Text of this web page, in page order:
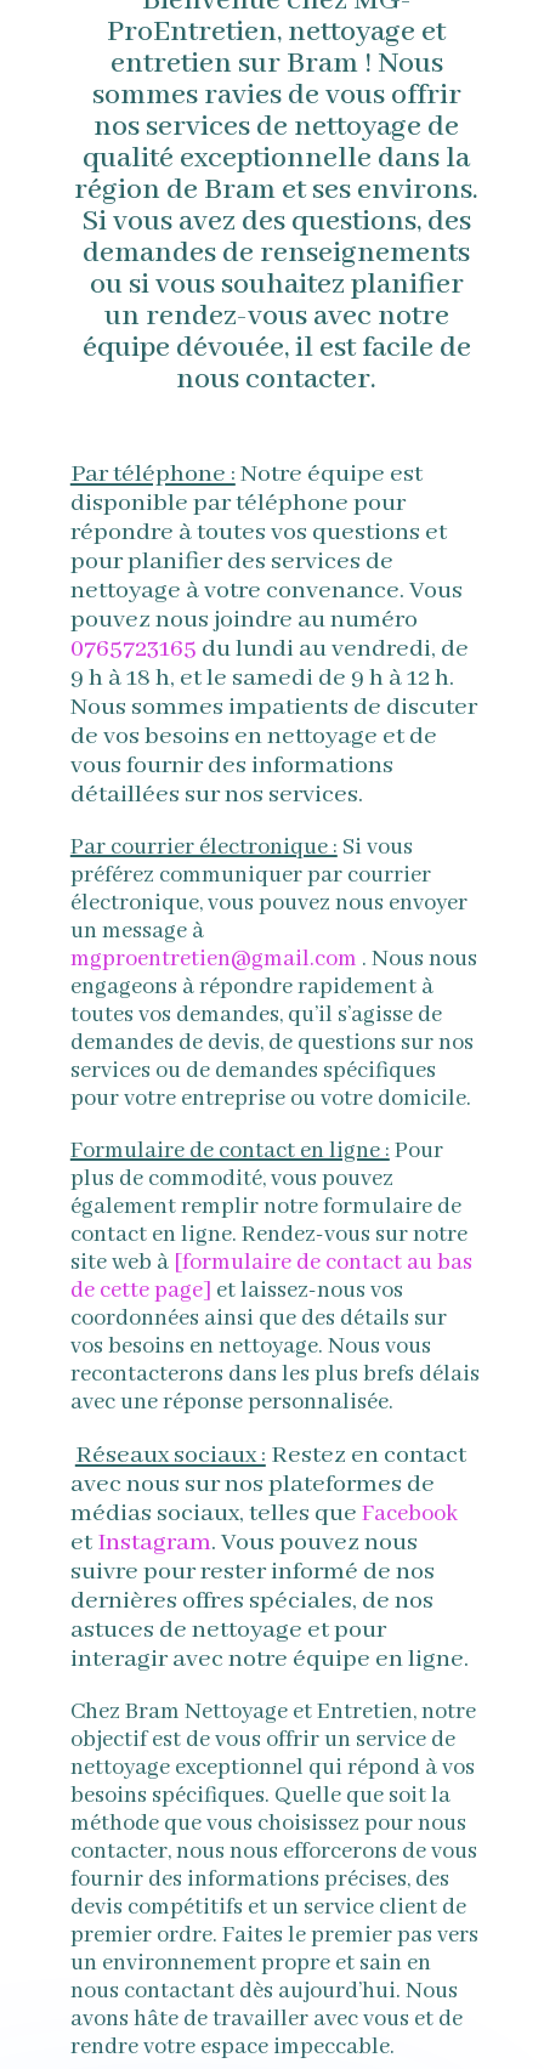
ProEntretien, nettoyage et
entretien sur Bram ! Nous
sommes ravies de vous offrir
nos services de nettoyage de
qualité exceptionnelle dans la
région de Bram et ses environs.
Si vous avez des questions, des
demandes de renseignements
ou si vous souhaitez planifier
un rendez-vous avec notre
équipe dévouée, il est facile de
nous contacter.
Par téléphone : Notre équipe est
disponible par téléphone pour
répondre à toutes vos questions et
pour planifier des services de
nettoyage à votre convenance. Vous
pouvez nous joindre au numéro
0765723165 du lundi au vendredi, de
9 h à 18 h, et le samedi de 9 h à 12 h.
Nous sommes impatients de discuter
de vos besoins en nettoyage et de
vous fournir des informations
détaillées sur nos services.
Par courrier électronique : Si vous
préférez communiquer par courrier
électronique, vous pouvez nous envoyer
un message à
mgproentretien@gmail.com . Nous nous
engageons à répondre rapidement à
toutes vos demandes, qu’il s’agisse de
demandes de devis, de questions sur nos
services ou de demandes spécifiques
pour votre entreprise ou votre domicile.
Formulaire de contact en ligne : Pour
plus de commodité, vous pouvez
également remplir notre formulaire de
contact en ligne. Rendez-vous sur notre
site web à [formulaire de contact au bas
de cette page] et laissez-nous vos
coordonnées ainsi que des détails sur
vos besoins en nettoyage. Nous vous
recontacterons dans les plus brefs délais
avec une réponse personnalisée.
Réseaux sociaux : Restez en contact
avec nous sur nos plateformes de
médias sociaux, telles que Facebook
et Instagram. Vous pouvez nous
suivre pour rester informé de nos
dernières offres spéciales, de nos
astuces de nettoyage et pour
interagir avec notre équipe en ligne.
Chez Bram Nettoyage et Entretien, notre
objectif est de vous offrir un service de
nettoyage exceptionnel qui répond à vos
besoins spécifiques. Quelle que soit la
méthode que vous choisissez pour nous
contacter, nous nous efforcerons de vous
fournir des informations précises, des
devis compétitifs et un service client de
premier ordre. Faites le premier pas vers
un environnement propre et sain en
nous contactant dès aujourd’hui. Nous
avons hâte de travailler avec vous et de
rendre votre espace impeccable.